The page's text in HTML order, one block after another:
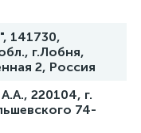
141730,
г.Лобня,
2, Россия
220104, г.
74-